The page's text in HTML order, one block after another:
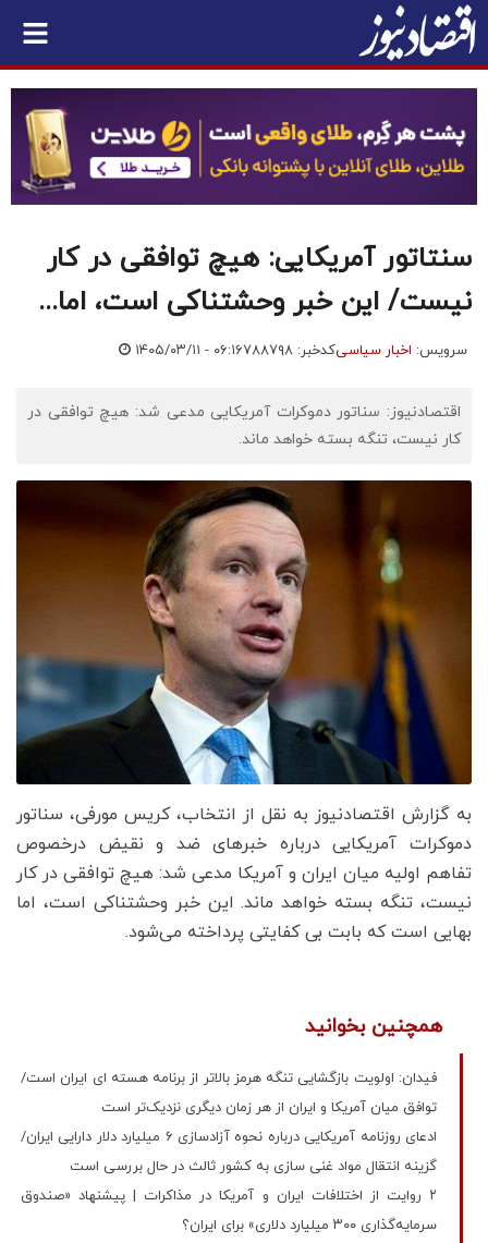
سنتاتور آمریکایی: هیچ توافقی در کار
نیست/ این خبر وحشتناکی است، اما...
سرویس: اخبار سیاسیکدخبر: ۷۸۸۷۹۸ ۱۴۰۵/۰۳/۱۱ - ۰۶:۱۶
اقتصادنیوز: سناتور دموکرات آمریکایی مدعی شد: هیچ توافقی در
کار نیست، تنگه بسته خواهد ماند.
به گزارش اقتصادنیوز به نقل از انتخاب، کریس مورفی، سناتور
دموکرات آمریکایی درباره خبرهای ضد و نقیض درخصوص
تفاهم اولیه میان ایران و آمریکا مدعی شد: هیچ توافقی در کار
نیست، تنگه بسته خواهد ماند. این خبر وحشتناکی است، اما
بهایی است که بابت بی کفایتی پرداخته می‌شود.
همچنین بخوانید
فیدان: اولویت بازگشایی تنگه هرمز بالاتر از برنامه هسته ای ایران است/
توافق میان آمریکا و ایران از هر زمان دیگری نزدیک‌تر است
ادعای روزنامه آمریکایی درباره نحوه آزادسازی 6 میلیارد دلار دارایی ایران/
گزینه‌ انتقال مواد غنی سازی به کشور ثالث در حال بررسی است
۲ روایت از اختلافات ایران و آمریکا در مذاکرات | پیشنهاد «صندوق
سرمایه‌گذاری ۳۰۰ میلیارد دلاری» برای ایران؟